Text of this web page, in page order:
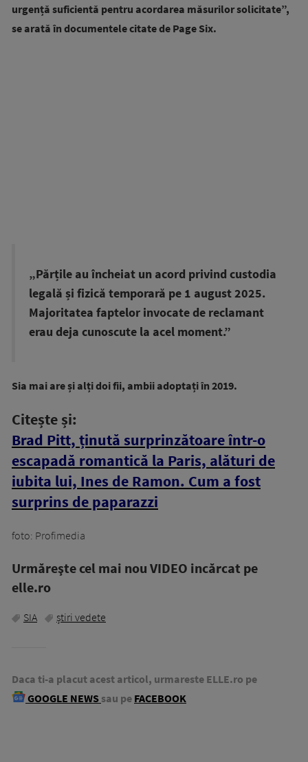
urgență suficientă pentru acordarea măsurilor solicitate”,
se arată în documentele citate de Page Six.
„Părțile au încheiat un acord privind custodia
legală și fizică temporară pe 1 august 2025.
Majoritatea faptelor invocate de reclamant
erau deja cunoscute la acel moment.”
Sia mai are și alți doi fii, ambii adoptați în 2019.
Citește și:
Brad Pitt, ținută surprinzătoare într-o
escapadă romantică la Paris, alături de
iubita lui, Ines de Ramon. Cum a fost
surprins de paparazzi
foto: Profimedia
Urmăreşte cel mai nou VIDEO incărcat pe
elle.ro
SIA știri vedete
Daca ti-a placut acest articol, urmareste ELLE.ro pe
GOOGLE NEWS sau pe FACEBOOK